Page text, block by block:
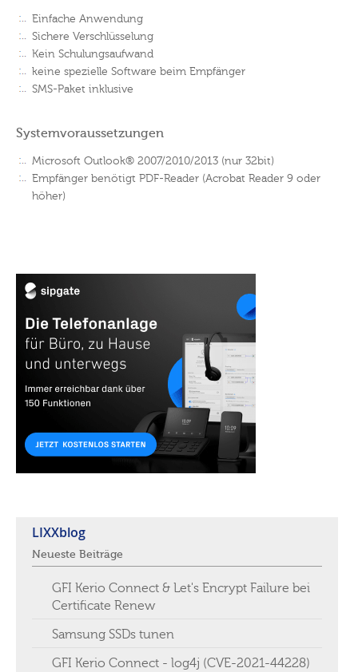
Einfache Anwendung
Sichere Verschlüsselung
Kein Schulungsaufwand
keine spezielle Software beim Empfänger
SMS-Paket inklusive
Systemvoraussetzungen
Microsoft Outlook® 2007/2010/2013 (nur 32bit)
Empfänger benötigt PDF-Reader (Acrobat Reader 9 oder
höher)
LIXXblog
Neueste Beiträge
GFI Kerio Connect & Let's Encrypt Failure bei
Certificate Renew
Samsung SSDs tunen
GFI Kerio Connect - log4j (CVE-2021-44228)